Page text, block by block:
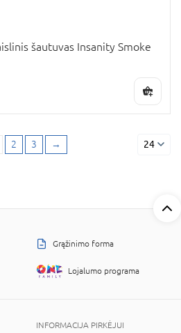
šautuvas Insanity Smoke
2 3 → 24
Grąžinimo forma
Lojalumo programa
INFORMACIJA PIRKĖJUI